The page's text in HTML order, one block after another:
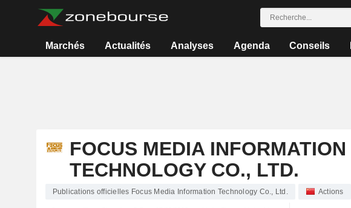
Marchés Actualités Analyses Agenda Conseils
FOCUS MEDIA INFORMATION
TECHNOLOGY CO., LTD.
Publications officielles Focus Media Information Technology Co., Ltd. Actions